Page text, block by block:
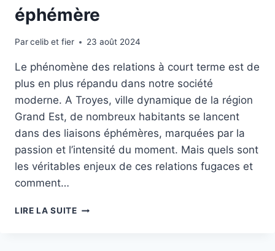
éphémère
Parcelib et fier 23 août 2024
Le phénomène des relations à court terme est de
plus en plus répandu dans notre société
moderne. A Troyes, ville dynamique de la région
Grand Est, de nombreux habitants se lancent
dans des liaisons éphémères, marquées par la
passion et l’intensité du moment. Mais quels sont
les véritables enjeux de ces relations fugaces et
comment…
LIRE LA SUITELES